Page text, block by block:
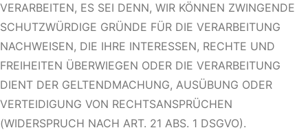
VERARBEITEN, ES SEI DENN, WIR KÖNNEN ZWINGENDE
SCHUTZWÜRDIGE GRÜNDE FÜR DIE VERARBEITUNG
NACHWEISEN, DIE IHRE INTERESSEN, RECHTE UND
FREIHEITEN ÜBERWIEGEN ODER DIE VERARBEITUNG
DIENT DER GELTENDMACHUNG, AUSÜBUNG ODER
VERTEIDIGUNG VON RECHTSANSPRÜCHEN
(WIDERSPRUCH NACH ART. 21 ABS. 1 DSGVO).